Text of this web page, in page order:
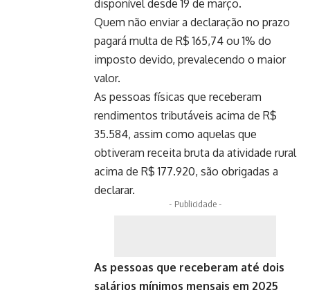
disponível desde 19 de março.
Quem não enviar a declaração no prazo
pagará multa de R$ 165,74 ou 1% do
imposto devido, prevalecendo o maior
valor.
As pessoas físicas que receberam
rendimentos tributáveis acima de R$
35.584, assim como aquelas que
obtiveram receita bruta da atividade rural
acima de R$ 177.920, são obrigadas a
declarar.
- Publicidade -
As pessoas que receberam até dois
salários mínimos mensais em 2025